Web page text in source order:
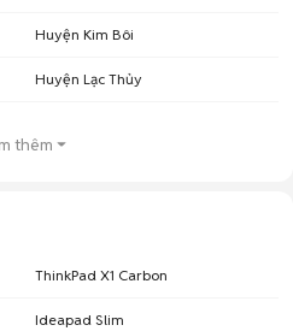
Huyện Kim Bôi
Huyện Lạc Thủy
thêm
ThinkPad X1 Carbon
Ideapad Slim